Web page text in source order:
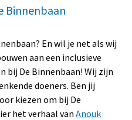
Social Return
Groepsdetachering
Banenafspraak
ompakwerkzaamheden
Gemeenten
Vacatures
Over ons
Werken bij
Binnenbaan
En wil je net als wij
aan een inclusieve
bij De Binnenbaan! Wij zijn
doeners. Ben jij
kiezen om bij De
het verhaal van Anouk